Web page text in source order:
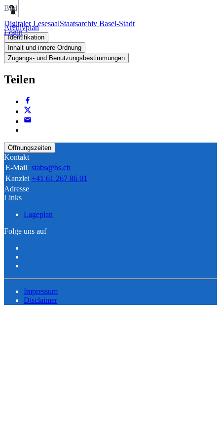
Digitaler LesesaalStaatsarchiv Basel-Stadt
Login
Bild
Archivplan
Identifikation
Inhalt und innere Ordnung
Zugangs- und Benutzungsbestimmungen
Teilen
Öffnungszeiten
Kontakt
E-Mail stabs@bs.ch
Kanzlei +41 61 267 86 01
Adresse
Links
Lageplan
Folge uns auf
Impressum
Disclaimer